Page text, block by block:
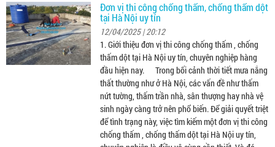
Đơn vị thi công chống thấm, chống thấm dột
tại Hà Nội uy tín
12/04/2025 | 20:12
1. Giới thiệu đơn vị thi công chống thấm , chống
thấm dột tại Hà Nội uy tín, chuyên nghiệp hàng
đầu hiện nay. Trong bối cảnh thời tiết mưa nắng
thất thường như ở Hà Nội, các vấn đề như thấm
nứt tường, thấm trần nhà, sân thượng hay nhà vệ
sinh ngày càng trở nên phổ biến. Để giải quyết triệt
để tình trạng này, việc tìm kiếm một đơn vị thi công
chống thấm , chống thấm dột tại Hà Nội uy tín,